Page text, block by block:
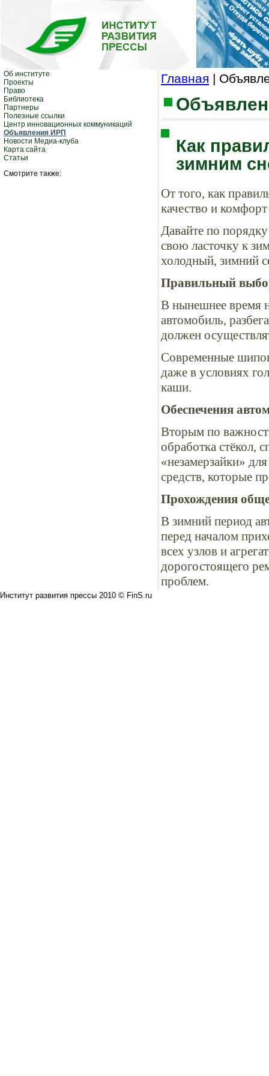
Об институте
Проекты
Право
Библиотека
Партнеры
Полезные ссылки
Центр инновационных коммуникаций
Объявления ИРП
Новости Медиа-клуба
Карта сайта
Статьи
Смотрите также:
Главная |
Как
зимним
От того, как
качество и
Давайте по
свою ласточку к
холодный, зимний
Правильный
В нынешнее время
автомобиль,
должен
Современные
даже в условиях
каши.
Обеспечения
Вторым по
обработка стёкол,
«незамерзайки»
средств, которые
Прохождения
В зимний период
перед началом
всех узлов и
дорогостоящего
проблем.
Институт развития прессы 2010 © FinS.ru